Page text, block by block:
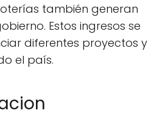
también generan
Estos ingresos se
diferentes proyectos y
el país.